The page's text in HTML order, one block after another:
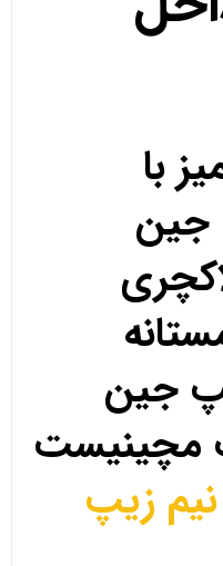
با
جین
جین
مچینیست
زیپ